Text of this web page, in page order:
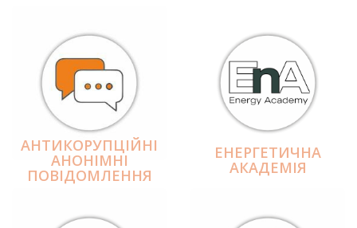
АНТИКОРУПЦІЙНІ
АНОНІМНІ
ПОВІДОМЛЕННЯ
ЕНЕРГЕТИЧНА
АКАДЕМІЯ